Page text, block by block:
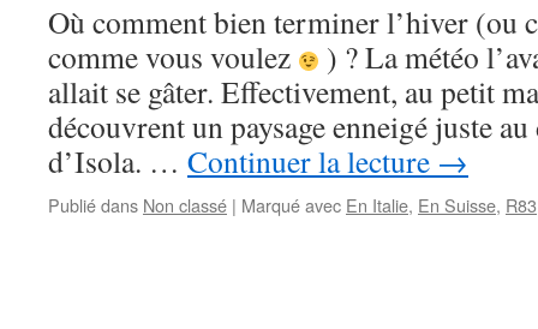
Où comment bien terminer l’hiver (ou
comme vous voulez
) ? La météo
allait se gâter. Effectivement, au petit
découvrent un paysage enneigé juste
d’Isola. … Continuer la lecture →
Publié dans Non classé | Marqué avec En Italie, En Suisse, R83